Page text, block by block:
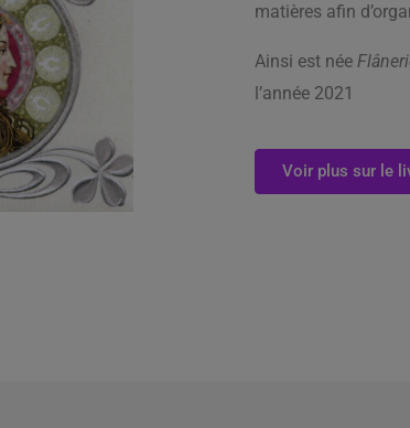
matières afin
Ainsi est née
l’année 2021
Voir plus sur le